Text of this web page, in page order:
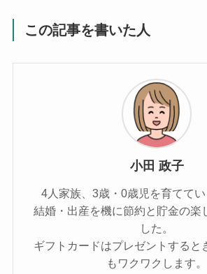
この記事を書いた人
小田 政子
4人家族、3歳・0歳児を育ててい
結婚・出産を機に節約と貯金の楽
した。
ギフトカードはプレゼントすると
もワクワクします。